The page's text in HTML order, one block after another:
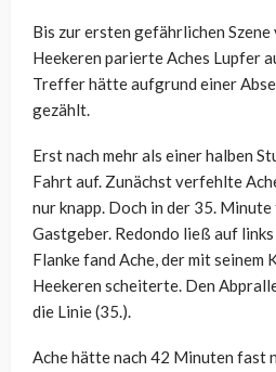
Bis zur ersten gefährlichen
Heekeren parierte Aches Lupfer
Treffer hätte aufgrund einer
gezählt.
Erst nach mehr als einer halben
Fahrt auf. Zunächst verfehlte
nur knapp. Doch in der 35.
Gastgeber. Redondo ließ auf
Flanke fand Ache, der mit seinem
Heekeren scheiterte. Den
die Linie (35.).
Ache hätte nach 42 Minuten fast